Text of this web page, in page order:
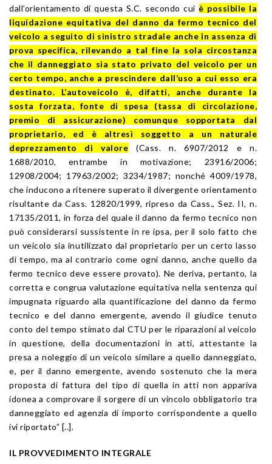
dall’orientamento di questa S.C. secondo cui è possibile la
liquidazione equitativa del danno da fermo tecnico del
veicolo a seguito di sinistro stradale anche in assenza di
prova specifica, rilevando a tal fine la sola circostanza
che il danneggiato sia stato privato del veicolo per un
certo tempo, anche a prescindere dall’uso a cui esso era
destinato. L’autoveicolo è, difatti, anche durante la
sosta forzata, fonte di spesa (tassa di circolazione,
premio di assicurazione) comunque sopportata dal
proprietario, ed è altresì soggetto a un naturale
deprezzamento di valore (Cass. n. 6907/2012 e n.
1688/2010, entrambe in motivazione; 23916/2006;
12908/2004; 17963/2002; 3234/1987; nonché 4009/1978,
che inducono a ritenere superato il divergente orientamento
risultante da Cass. 12820/1999, ripreso da Cass., Sez. II, n.
17135/2011, in forza del quale il danno da fermo tecnico non
può considerarsi sussistente in re ipsa, per il solo fatto che
un veicolo sia inutilizzato dal proprietario per un certo lasso
di tempo, ma al contrario come ogni danno, anche quello da
fermo tecnico deve essere provato). Ne deriva, pertanto, la
corretta e congrua valutazione equitativa nella sentenza qui
impugnata riguardo alla quantificazione del danno da fermo
tecnico e del danno emergente, avendo il giudice tenuto
conto del tempo stimato dal CTU per le riparazioni al veicolo
in questione, della documentazioni in atti, attestante la
presa a noleggio di un veicolo similare a quello danneggiato,
e, per il danno emergente, avendo sostenuto che la mera
proposta di fattura del tipo di quella in atti non appariva
idonea a comprovare il sorgere di un vincolo obbligatorio tra
danneggiato ed agenzia di importo corrispondente a quello
ivi riportato” [..].
IL PROVVEDIMENTO INTEGRALE